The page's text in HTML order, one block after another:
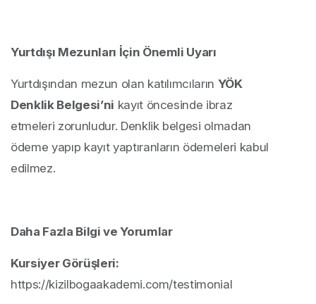
Yurtdışı Mezunları İçin Önemli Uyarı
Yurtdışından mezun olan katılımcıların YÖK
Denklik Belgesi’ni kayıt öncesinde ibraz
etmeleri zorunludur. Denklik belgesi olmadan
ödeme yapıp kayıt yaptıranların ödemeleri kabul
edilmez.
Daha Fazla Bilgi ve Yorumlar
Kursiyer Görüşleri:
https://kizilbogaakademi.com/testimonial